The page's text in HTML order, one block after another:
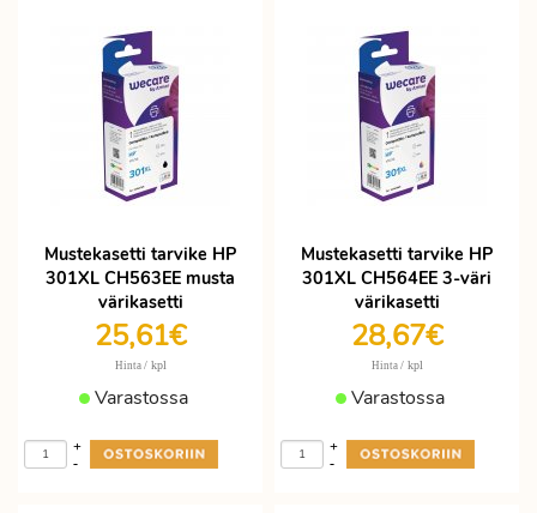
Mustekasetti tarvike HP
301XL CH563EE musta
värikasetti
25,61€
Hinta / kpl
Varastossa
-
+
Mustekasetti tarvike HP
301XL CH564EE 3-väri
värikasetti
28,67€
Hinta / kpl
Varastossa
-
+